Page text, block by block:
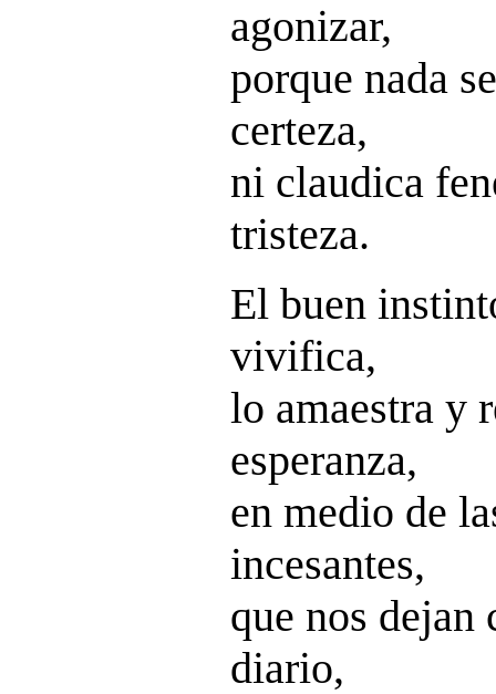
agonizar,
porque nada
certeza,
ni claudica
tristeza.
El buen
vivifica,
lo amaestra y
esperanza,
en medio de
incesantes,
que nos dejan
diario,